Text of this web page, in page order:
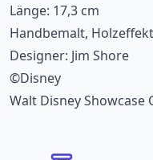
Länge: 17,3 cm
Handbemalt, Holzeffekt
Designer: Jim Shore
©Disney
Walt Disney Showcase